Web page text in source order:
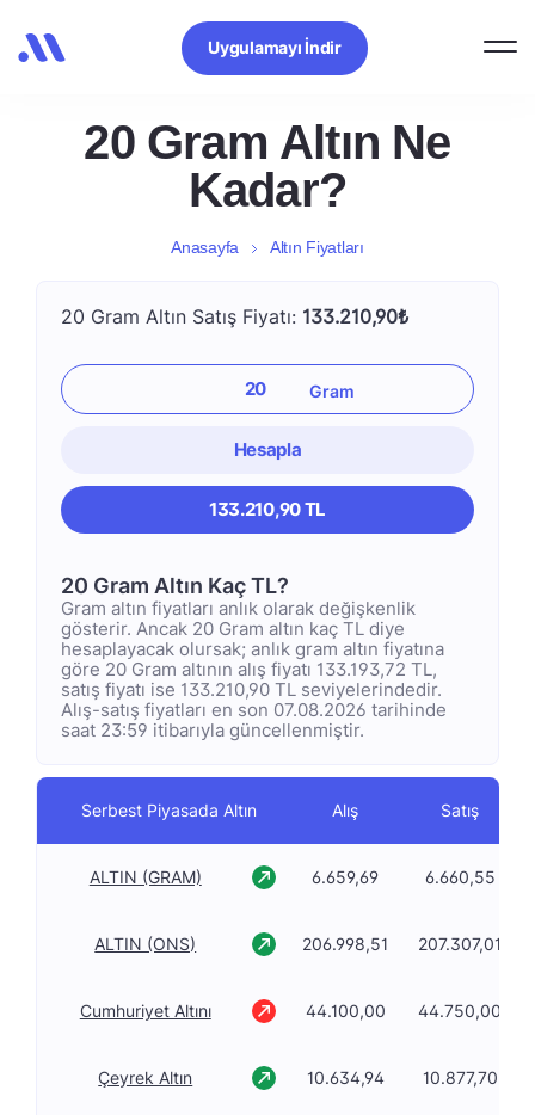
Uygulamayı İndir
20 Gram Altın Ne
Kadar?
Anasayfa Altın Fiyatları
20 Gram Altın Satış Fiyatı: 133.210,90₺
Hesapla
133.210,90 TL
20 Gram Altın Kaç TL?
Gram altın fiyatları anlık olarak değişkenlik
gösterir. Ancak 20 Gram altın kaç TL diye
hesaplayacak olursak; anlık gram altın fiyatına
göre 20 Gram altının alış fiyatı 133.193,72 TL,
satış fiyatı ise 133.210,90 TL seviyelerindedir.
Alış-satış fiyatları en son 07.08.2026 tarihinde
saat 23:59 itibarıyla güncellenmiştir.
Serbest Piyasada Altın Alış Satış
ALTIN (GRAM) 6.659,69 6.660,55
ALTIN (ONS) 206.998,51 207.307,01
Cumhuriyet Altını 44.100,00 44.750,00
Çeyrek Altın 10.634,94 10.877,70